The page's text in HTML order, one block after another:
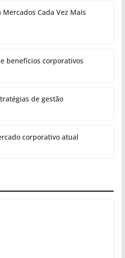
Cada Vez Mais
benefícios corporativos
de gestão
corporativo atual